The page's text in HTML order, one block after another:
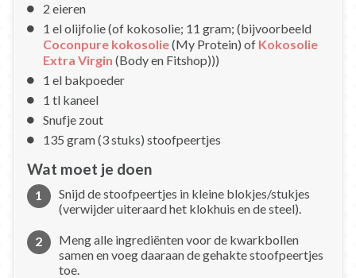
2 eieren
1 el olijfolie (of kokosolie; 11 gram; (bijvoorbeeld
Coconpure kokosolie(My Protein) of Kokosolie
Extra Virgin (Body en Fitshop)))
1 el bakpoeder
1 tl kaneel
Snufje zout
135 gram (3 stuks) stoofpeertjes
Wat moet je doen
Snijd de stoofpeertjes in kleine blokjes/stukjes
(verwijder uiteraard het klokhuis en de steel).
Meng alle ingrediënten voor de kwarkbollen
samen en voeg daaraan de gehakte stoofpeertjes
toe.